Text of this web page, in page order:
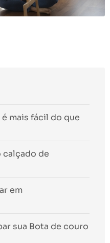
mais fácil do que
calçado de
em
sua Bota de couro